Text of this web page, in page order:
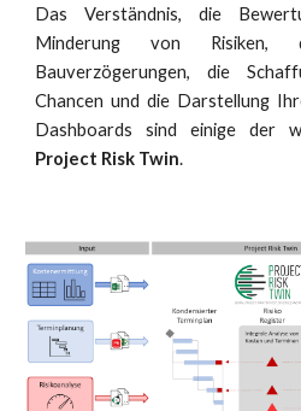
Das Verständnis, die
Minderung von Risiken,
Bauverzögerungen, die
Chancen und die Darstellung
Dashboards sind einige der
Project Risk Twin.